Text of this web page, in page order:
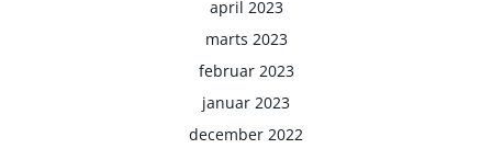
april 2023
marts 2023
februar 2023
januar 2023
december 2022